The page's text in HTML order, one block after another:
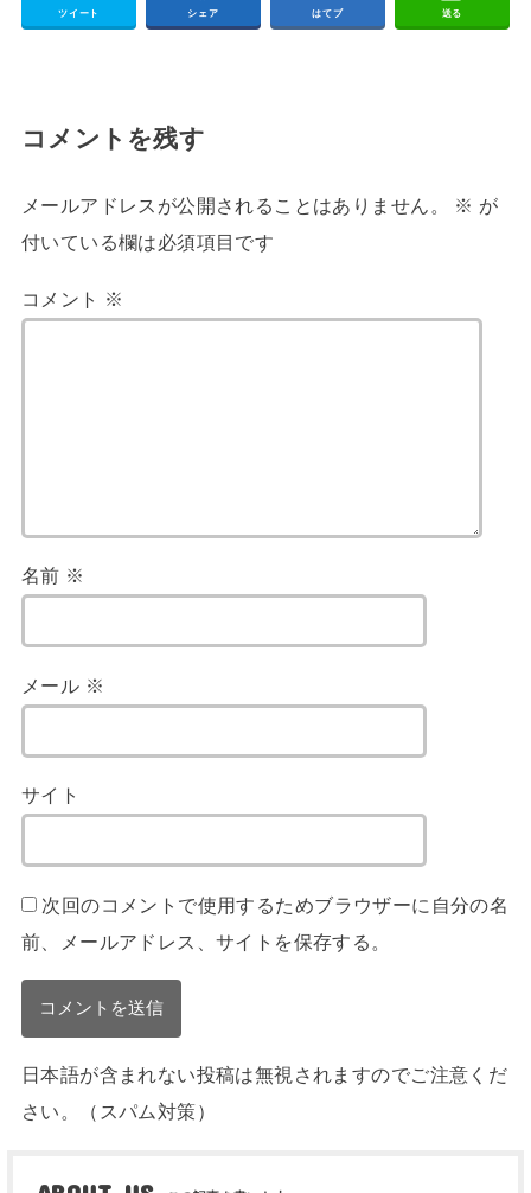
ツイート シェア はてブ 送る
コメントを残す
メールアドレスが公開されることはありません。 ※ が
付いている欄は必須項目です
コメント ※
名前 ※
メール ※
サイト
次回のコメントで使用するためブラウザーに自分の名
前、メールアドレス、サイトを保存する。
日本語が含まれない投稿は無視されますのでご注意くだ
さい。（スパム対策）